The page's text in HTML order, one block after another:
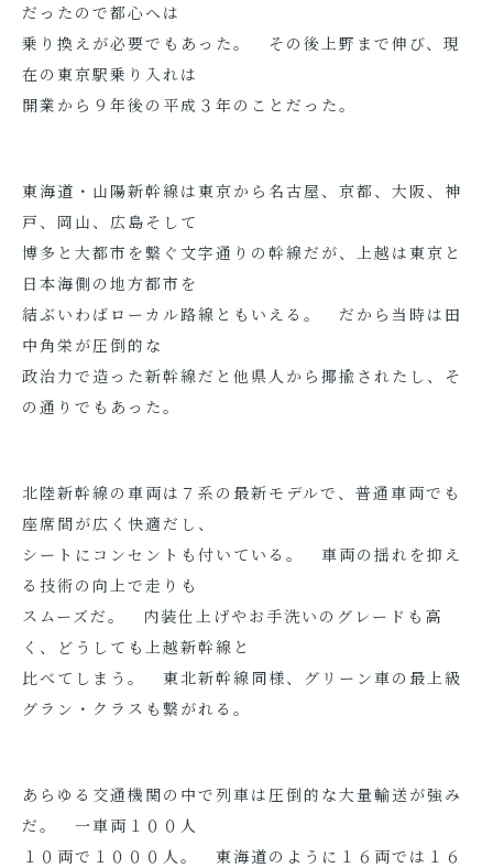
だったので都心へは
乗り換えが必要でもあった。 その後上野まで伸び、現
在の東京駅乗り入れは
開業から９年後の平成３年のことだった。
東海道・山陽新幹線は東京から名古屋、京都、大阪、神
戸、岡山、広島そして
博多と大都市を繋ぐ文字通りの幹線だが、上越は東京と
日本海側の地方都市を
結ぶいわばローカル路線ともいえる。 だから当時は田
中角栄が圧倒的な
政治力で造った新幹線だと他県人から揶揄されたし、そ
の通りでもあった。
北陸新幹線の車両は７系の最新モデルで、普通車両でも
座席間が広く快適だし、
シートにコンセントも付いている。 車両の揺れを抑え
る技術の向上で走りも
スムーズだ。 内装仕上げやお手洗いのグレードも高
く、どうしても上越新幹線と
比べてしまう。 東北新幹線同様、グリーン車の最上級
グラン・クラスも繋がれる。
あらゆる交通機関の中で列車は圧倒的な大量輸送が強み
だ。 一車両１００人
１０両で１０００人。 東海道のように１６両では１６